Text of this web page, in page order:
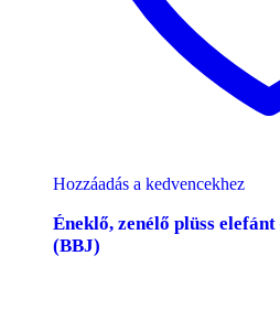
Hozzáadás a kedvencekhez
Éneklő, zenélő plüss
(BBJ)